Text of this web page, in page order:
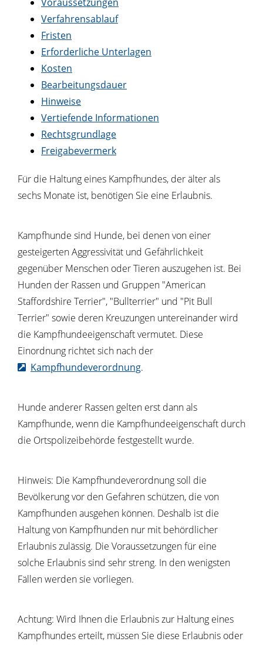
Verfahrensablauf
Fristen
Erforderliche Unterlagen
Kosten
Bearbeitungsdauer
Hinweise
Vertiefende Informationen
Rechtsgrundlage
Freigabevermerk
Für die Haltung eines Kampfhundes, der älter als
sechs Monate ist, benötigen Sie eine Erlaubnis.
Kampfhunde sind Hunde, bei denen von einer
gesteigerten Aggressivität und Gefährlichkeit
gegenüber Menschen oder Tieren auszugehen ist. Bei
Hunden der Rassen und Gruppen "American
Staffordshire Terrier", "Bullterrier" und "Pit Bull
Terrier" sowie deren Kreuzungen untereinander wird
die Kampfhundeeigenschaft vermutet. Diese
Einordnung richtet sich nach der
Kampfhundeverordnung.
Hunde anderer Rassen gelten erst dann als
Kampfhunde, wenn die Kampfhundeeigenschaft durch
die Ortspolizeibehörde festgestellt wurde.
Hinweis: Die Kampfhundeverordnung soll die
Bevölkerung vor den Gefahren schützen, die von
Kampfhunden ausgehen können. Deshalb ist die
Haltung von Kampfhunden nur mit behördlicher
Erlaubnis zulässig. Die Voraussetzungen für eine
solche Erlaubnis sind sehr streng. In den wenigsten
Fällen werden sie vorliegen.
Achtung: Wird Ihnen die Erlaubnis zur Haltung eines
Kampfhundes erteilt, müssen Sie diese Erlaubnis oder